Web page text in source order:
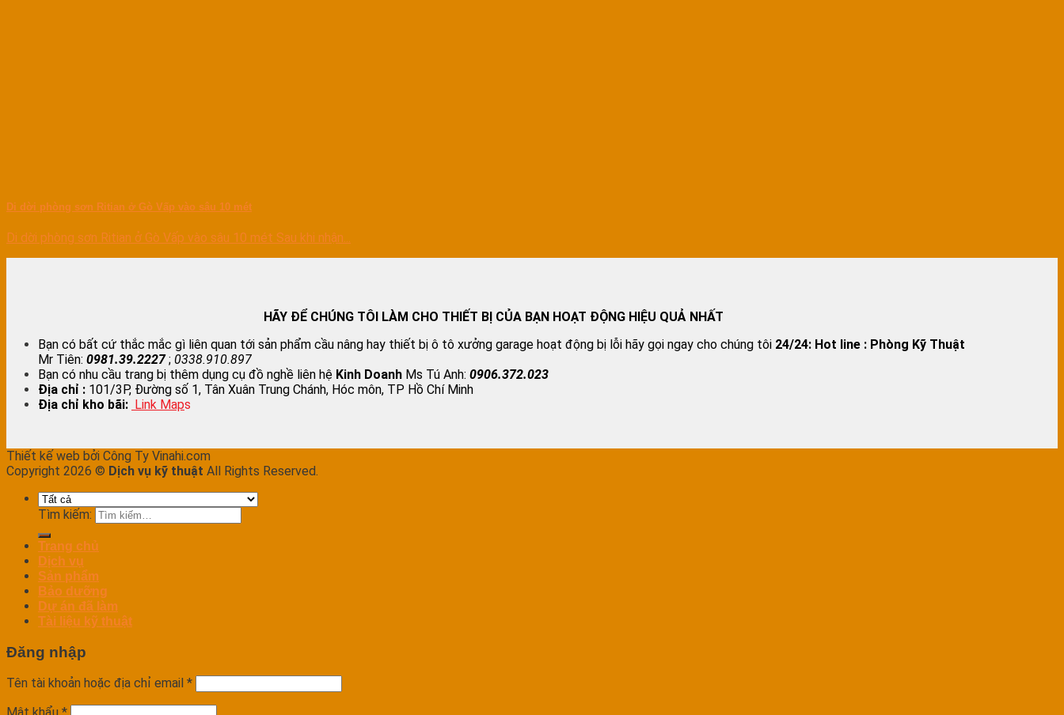
Di dời phòng sơn Ritian ở Gò Vấp vào sâu 10 mét
Di dời phòng sơn Ritian ở Gò Vấp vào sâu 10 mét Sau khi nhận...
HÃY ĐỂ CHÚNG TÔI LÀM CHO THIẾT BỊ CỦA BẠN HOẠT ĐỘNG HIỆU QUẢ NHẤT
Bạn có bất cứ thắc mắc gì liên quan tới sản phẩm cầu nâng hay thiết bị ô tô xưởng garage hoạt động bị lỗi hãy gọi ngay cho chúng tôi 24/24: Hot line : Phòng Kỹ Thuật
Mr Tiên: 0981.39.2227; 0338.910.897
Bạn có nhu cầu trang bị thêm dụng cụ đồ nghề liên hệ Kinh Doanh Ms Tú Anh: 0906.372.023
Địa chỉ : 101/3P, Đường số 1, Tân Xuân Trung Chánh, Hóc môn, TP Hồ Chí Minh
Địa chỉ kho bãi: Link Maps
Thiết kế web bởi Công Ty Vinahi.com
Copyright 2026 © Dịch vụ kỹ thuật All Rights Reserved.
Tìm kiếm:
Trang chủ
Dịch vụ
Sản phẩm
Bảo dưỡng
Dự án đã làm
Tài liệu kỹ thuật
Đăng nhập
Tên tài khoản hoặc địa chỉ email *